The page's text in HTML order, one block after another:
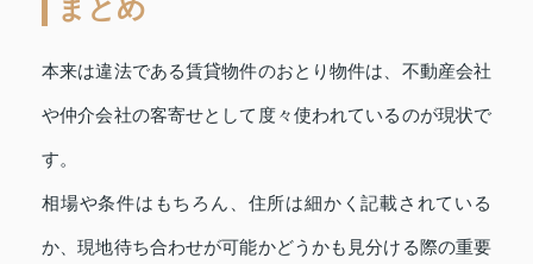
まとめ
本来は違法である賃貸物件のおとり物件は、不動産会社
や仲介会社の客寄せとして度々使われているのが現状で
す。
相場や条件はもちろん、住所は細かく記載されている
か、現地待ち合わせが可能かどうかも見分ける際の重要